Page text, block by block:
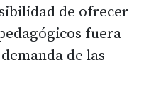
de ofrecer
fuera
de las